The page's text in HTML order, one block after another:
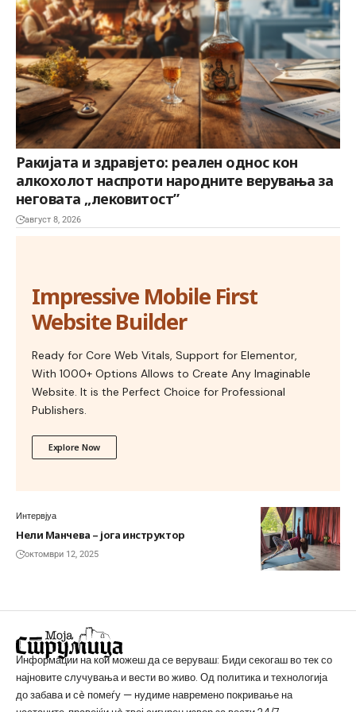
Ракијата и здравјето: реален однос кон
алкохолот наспроти народните верувања за
неговата „лековитост”
август 8, 2026
Impressive Mobile First
Website Builder
Ready for Core Web Vitals, Support for Elementor,
With 1000+ Options Allows to Create Any Imaginable
Website. It is the Perfect Choice for Professional
Publishers.
Explore Now
Интервјуа
Нели Манчева – јога инструктор
октомври 12, 2025
Информации на кои можеш да се веруваш: Биди секогаш во тек со
најновите случувања и вести во живо. Од политика и технологија
до забава и сè помеѓу — нудиме навремено покривање на